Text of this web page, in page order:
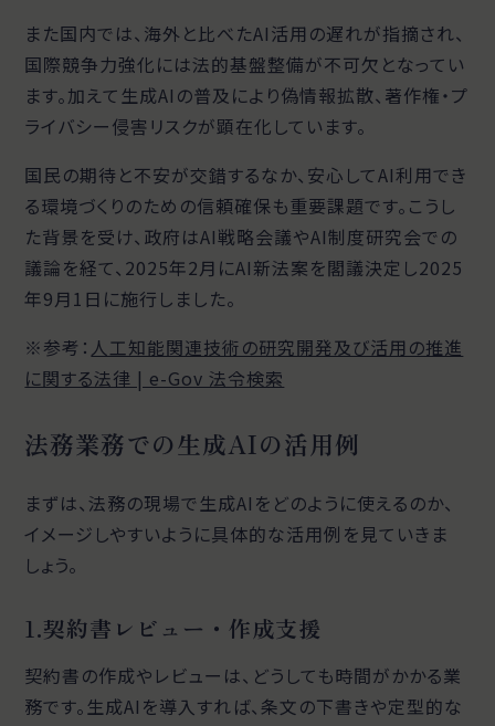
また国内では、海外と比べたAI活用の遅れが指摘され、
国際競争力強化には法的基盤整備が不可欠となってい
ます。加えて生成AIの普及により偽情報拡散、著作権・プ
ライバシー侵害リスクが顕在化しています。
国民の期待と不安が交錯するなか、安心してAI利用でき
る環境づくりのための信頼確保も重要課題です。こうし
た背景を受け、政府はAI戦略会議やAI制度研究会での
議論を経て、2025年2月にAI新法案を閣議決定し2025
年9月1日に施行しました。
※参考： 人工知能関連技術の研究開発及び活用の推進
に関する法律 | e-Gov 法令検索
法務業務での生成AIの活用例
まずは、法務の現場で生成AIをどのように使えるのか、
イメージしやすいように具体的な活用例を見ていきま
しょう。
1.契約書レビュー・作成支援
契約書の作成やレビューは、どうしても時間がかかる業
務です。生成AIを導入すれば、条文の下書きや定型的な